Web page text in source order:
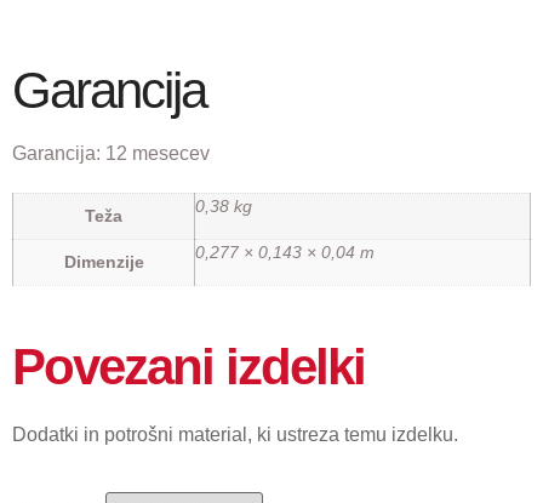
Garancija
Garancija: 12 mesecev
Teža 0,38 kg
Dimenzije 0,277 × 0,143 × 0,04 m
Povezani izdelki
Dodatki in potrošni material, ki ustreza temu izdelku.